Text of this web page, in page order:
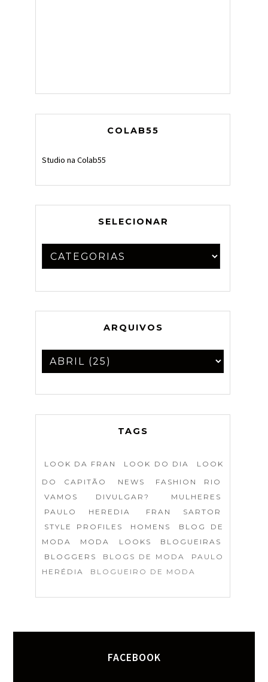
COLAB55
Studio na Colab55
SELECIONAR
ARQUIVOS
TAGS
LOOK DA FRAN LOOK DO DIA
LOOK
DO CAPITÃO
NEWS
FASHION RIO
VAMOS DIVULGAR?
MULHERES
PAULO HEREDIA
FRAN SARTOR
STYLE PROFILES
HOMENS
BLOG DE
MODA
MODA LOOKS
BLOGUEIRAS
BLOGGERS
BLOGS DE MODA
PAULO
HERÉDIA
BLOGUEIRO DE MODA
FACEBOOK